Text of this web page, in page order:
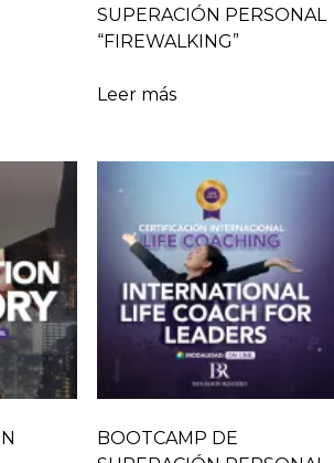
SUPERACIÓN PERSONAL
“FIREWALKING”
Leer más
BOOTCAMP DE